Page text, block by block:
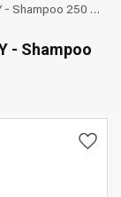
- Shampoo 250 ml
- Shampoo